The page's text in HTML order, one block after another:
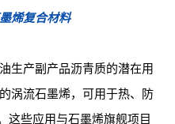
烯复合材料
生产副产品沥青质的潜在用
涡流石墨烯，可用于热、防
这些应用与石墨烯旗舰项目